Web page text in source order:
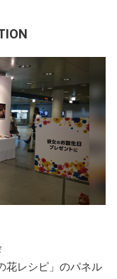
花レシピ」のパネル